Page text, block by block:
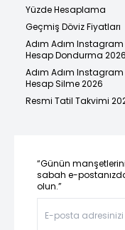
Yüzde Hesaplama
Geçmiş Döviz Fiyatları
Adım Adım Instagram
Hesap Dondurma 2026
Adım Adım Instagram
Hesap Silme 2026
Resmi Tatil Takvimi
“Günün
sabah e-
olun.”